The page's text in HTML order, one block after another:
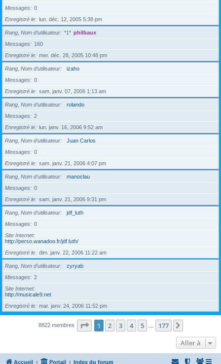
Messages
0
Enregistré le
lun. déc. 12, 2005 5:38 pm
Rang, Nom d’utilisateur *1* philbaux
Messages
160
Enregistré le
mer. déc. 28, 2005 10:48 pm
Rang, Nom d’utilisateur
izaho
Messages
0
Enregistré le
sam. janv. 07, 2006 1:13 am
Rang, Nom d’utilisateur
rolando
Messages
2
Enregistré le
lun. janv. 16, 2006 9:52 am
Rang, Nom d’utilisateur
Juan Carlos
Messages
0
Enregistré le
sam. janv. 21, 2006 4:07 pm
Rang, Nom d’utilisateur
manoclau
Messages
0
Enregistré le
sam. janv. 21, 2006 9:31 pm
Rang, Nom d’utilisateur
jdf_luth
Messages
0
Site Internet
http://perso.wanadoo.fr/jdf.luth/
Enregistré le
dim. janv. 22, 2006 11:22 am
Rang, Nom d’utilisateur
zyryab
Messages
2
Site Internet
http://musicale9.net
Enregistré le
mar. janv. 24, 2006 11:52 pm
8822 membres Page 1sur177
1 2 3 4 5 177
Aller à
Accueil Portail Index du forum